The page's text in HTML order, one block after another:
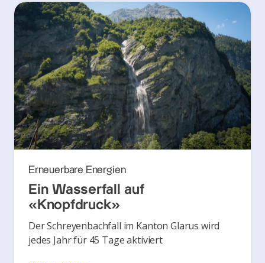
Erneuerbare Energien
Ein Wasserfall auf
«Knopfdruck»
Der Schreyenbachfall im Kanton Glarus wird
jedes Jahr für 45 Tage aktiviert